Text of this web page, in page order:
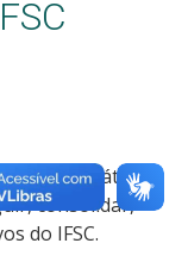
e Êxitoprática,
consolidar,
do IFSC.